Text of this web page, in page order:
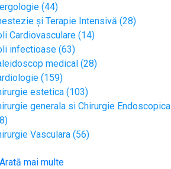
(44)
și Terapie Intensivă (28)
Cardiovasculare (14)
infectioase (63)
medical (28)
(159)
estetica (103)
generala si Chirurgie Endoscopica
Vasculara (56)
Arată mai multe